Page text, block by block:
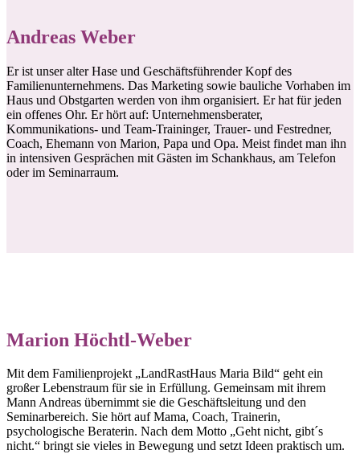
Andreas Weber
Er ist unser alter Hase und Geschäftsführender Kopf des
Familienunternehmens. Das Marketing sowie bauliche Vorhaben im
Haus und Obstgarten werden von ihm organisiert. Er hat für jeden
ein offenes Ohr. Er hört auf: Unternehmensberater,
Kommunikations- und Team-Traininger, Trauer- und Festredner,
Coach, Ehemann von Marion, Papa und Opa. Meist findet man ihn
in intensiven Gesprächen mit Gästen im Schankhaus, am Telefon
oder im Seminarraum.
Marion Höchtl-Weber
Mit dem Familienprojekt „LandRastHaus Maria Bild“ geht ein
großer Lebenstraum für sie in Erfüllung. Gemeinsam mit ihrem
Mann Andreas übernimmt sie die Geschäftsleitung und den
Seminarbereich. Sie hört auf Mama, Coach, Trainerin,
psychologische Beraterin. Nach dem Motto „Geht nicht, gibt´s
nicht.“ bringt sie vieles in Bewegung und setzt Ideen praktisch um.